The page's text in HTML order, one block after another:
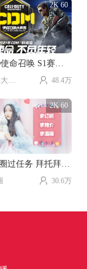
2K 60
2021年CMD使命召唤 S1赛季视频直播。
48.4万
2K 60
求大哥帮圈圈过任务 拜托拜托~
30.6万